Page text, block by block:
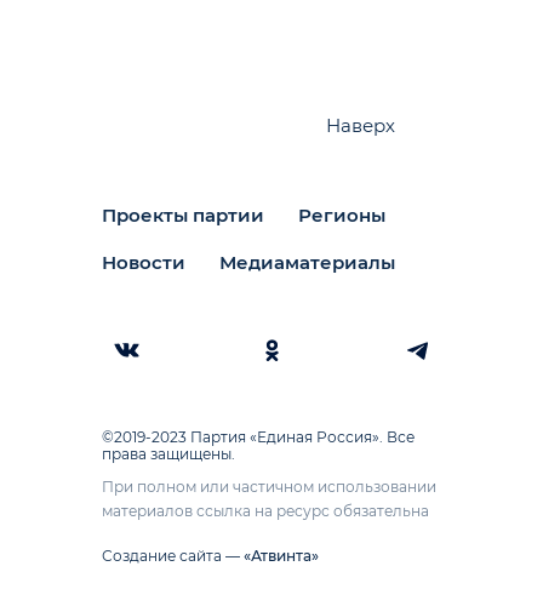
Проекты партии Регионы
Новости Медиаматериалы
Наверх
©2019-2023 Партия «Единая Россия». Все
права защищены.
При полном или частичном использовании
материалов ссылка на ресурс обязательна
Создание сайта — «Атвинта»